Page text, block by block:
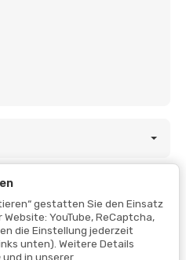
gestatten Sie den Einsatz
YouTube, ReCaptcha,
die Einstellung jederzeit
unten). Weitere Details
und in unserer